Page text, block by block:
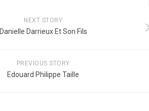
NEXT STORY
Danielle Darrieux Et Son Fils
PREVIOUS STORY
Edouard Philippe Taille